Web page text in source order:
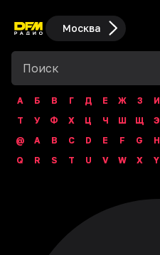
Москва
А Б В Г Д Е Ж З И
Т
У Ф Х Ц Ч Ш Щ Э
@
A B C D E F G H
Q
R S T U V W X Y